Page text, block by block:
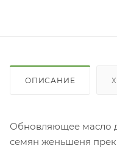
ОПИСАНИЕ
Обновляющее масло
семян женьшеня